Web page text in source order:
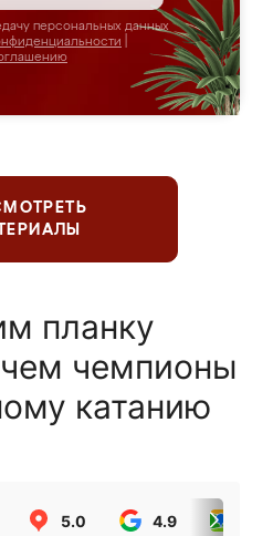
персональных данных
планку
чемпионы
катанию
5.0 4.9